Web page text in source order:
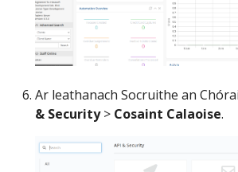
Ar leathanach Socruithe an
& Security> Cosaint Calaoise.